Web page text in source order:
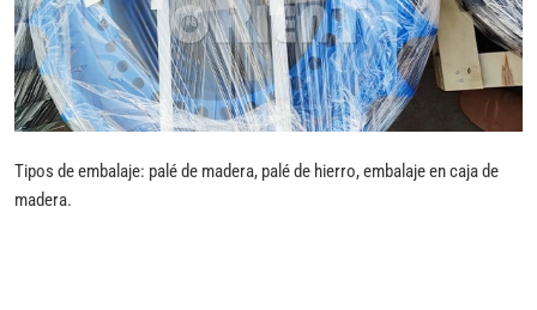
Tipos de embalaje: palé de madera, palé de hierro, embalaje en caja de
madera.